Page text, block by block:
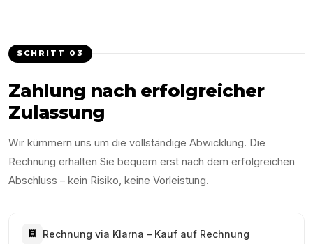
SCHRITT 03
Zahlung nach erfolgreicher
Zulassung
Wir kümmern uns um die vollständige Abwicklung. Die
Rechnung erhalten Sie bequem erst nach dem erfolgreichen
Abschluss – kein Risiko, keine Vorleistung.
Rechnung via Klarna – Kauf auf Rechnung